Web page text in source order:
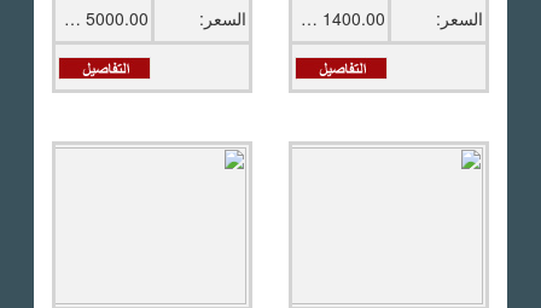
السعر:
1400.00 دولار امريكى
السعر:
5000.00 دولار امريكى